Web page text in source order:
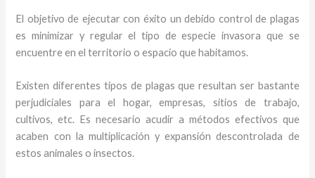
El objetivo de ejecutar con éxito un debido control de plagas
es minimizar y regular el tipo de especie invasora que se
encuentre en el territorio o espacio que habitamos.
Existen diferentes tipos de plagas que resultan ser bastante
perjudiciales para el hogar, empresas, sitios de trabajo,
cultivos, etc. Es necesario acudir a métodos efectivos que
acaben con la multiplicación y expansión descontrolada de
estos animales o insectos.